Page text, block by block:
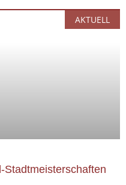
AKTUELL
Stadtmeisterschaften